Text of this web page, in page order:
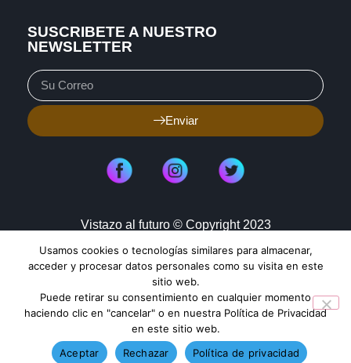
SUSCRIBETE A NUESTRO
NEWSLETTER
Enviar
Vistazo al futuro © Copyright 2023
Aviso de Privacidad
Política de Cookies
Mapa de Sitio
TENDENCIAS HOY
Usamos cookies o tecnologías similares para almacenar,
acceder y procesar datos personales como su visita en este
sitio web.
Puede retirar su consentimiento en cualquier momento
haciendo clic en "cancelar" o en nuestra Política de Privacidad
en este sitio web.
Aceptar
Rechazar Política de privacidad